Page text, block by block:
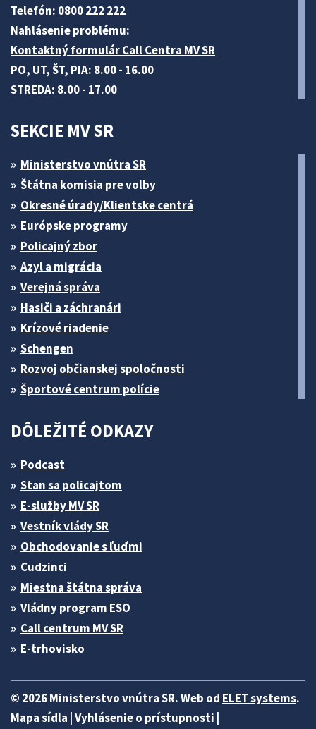
Telefón: 0800 222 222
Nahlásenie problému:
Kontaktný formulár Call Centra MV SR
PO, UT, ŠT, PIA: 8.00 - 16.00
STREDA: 8.00 - 17.00
SEKCIE MV SR
Ministerstvo vnútra SR
Štátna komisia pre volby
Okresné úrady/Klientske centrá
Európske programy
Policajný zbor
Azyl a migrácia
Verejná správa
Hasiči a záchranári
Krízové riadenie
Schengen
Rozvoj občianskej spoločnosti
Športové centrum polície
DÔLEŽITÉ ODKAZY
Podcast
Stan sa policajtom
E-služby MV SR
Vestník vlády SR
Obchodovanie s ľuďmi
Cudzinci
Miestna štátna správa
Vládny program ESO
Call centrum MV SR
E-trhovisko
© 2026 Ministerstvo vnútra SR. Web od ELET systems.
Mapa sídla Vyhlásenie o prístupnosti